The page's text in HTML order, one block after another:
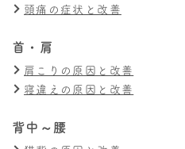
頭痛の症状と改善
首・肩
肩こりの原因と改善
寝違えの原因と改善
背中～腰